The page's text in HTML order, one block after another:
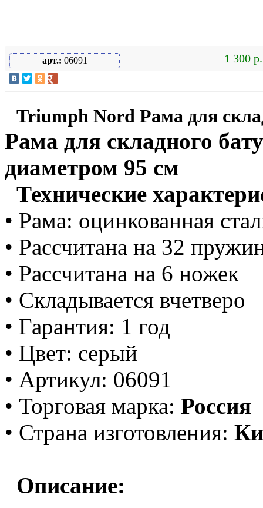
арт.: 06091 1 300 р.
Triumph Nord Рама для
Рама для складного
диаметром 95 см
Технические
• Рама: оцинкованная
• Рассчитана на 32
• Рассчитана на 6 ножек
• Складывается вчетверо
• Гарантия: 1 год
• Цвет: серый
• Артикул: 06091
• Торговая марка: Россия
• Страна изготовления:
Описание: